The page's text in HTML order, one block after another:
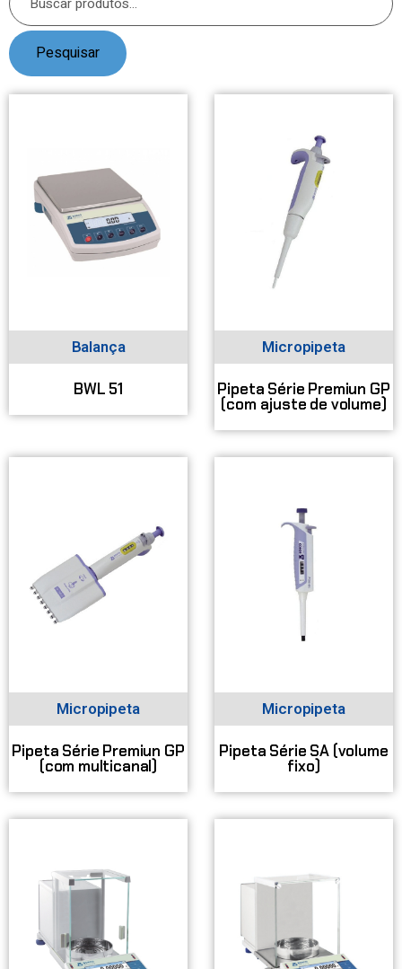
Pesquisar
Balança
BWL 51
Micropipeta
Pipeta Série Premiun GP
(com ajuste de volume)
Micropipeta
Pipeta Série Premiun GP
(com multicanal)
Micropipeta
Pipeta Série SA (volume
fixo)